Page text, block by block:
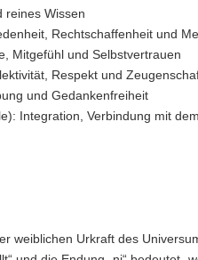
reines Wissen
Rechtschaffenheit und
Mitgefühl und Selbstvertrauen
Respekt und
und Gedankenfreiheit
Integration, Verbindung mit
weiblichen Urkraft des